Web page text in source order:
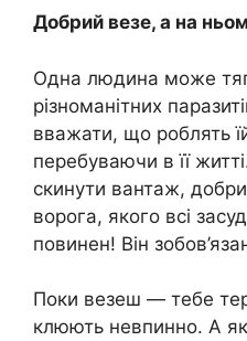
Добрий везе, а на
Одна людина може
різноманітних
вважати, що роблять
перебуваючи в її
скинути вантаж,
ворога, якого всі
повинен! Він
Поки везеш — тебе
клюють невпинно. А